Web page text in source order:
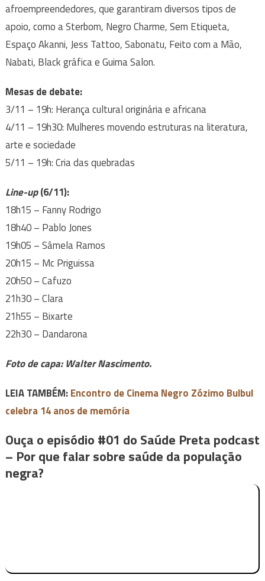
afroempreendedores, que garantiram diversos tipos de
apoio, como a Sterbom, Negro Charme, Sem Etiqueta,
Espaço Akanni, Jess Tattoo, Sabonatu, Feito com a Mão,
Nabati, Black gráfica e Guima Salon.
Mesas de debate:
3/11 – 19h: Herança cultural originária e africana
4/11 – 19h30: Mulheres movendo estruturas na literatura,
arte e sociedade
5/11 – 19h: Cria das quebradas
Line-up(6/11):
18h15 – Fanny Rodrigo
18h40 – Pablo Jones
19h05 – Sâmela Ramos
20h15 – Mc Priguissa
20h50 – Cafuzo
21h30 – Clara
21h55 – Bixarte
22h30 – Dandarona
Foto de capa: Walter Nascimento.
LEIA TAMBÉM:Encontro de Cinema Negro Zózimo Bulbul
celebra 14 anos de memória
Ouça o episódio #01 do Saúde Preta podcast
– Por que falar sobre saúde da população
negra?